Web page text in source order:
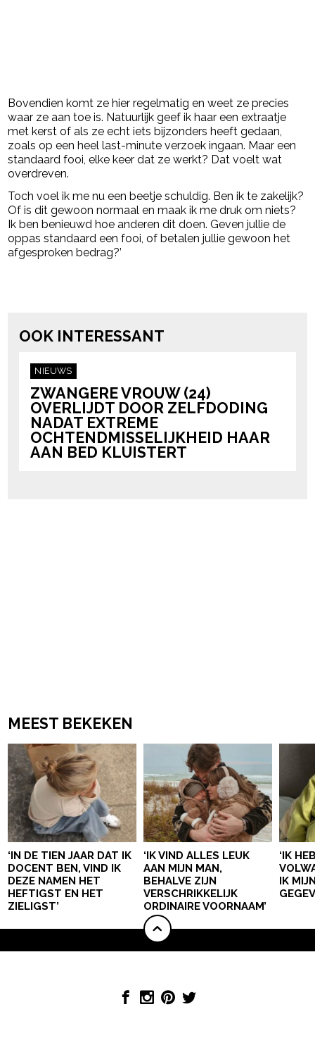
Bovendien komt ze hier regelmatig en weet ze precies
waar ze aan toe is. Natuurlijk geef ik haar een extraatje
met kerst of als ze echt iets bijzonders heeft gedaan,
zoals op een heel last-minute verzoek ingaan. Maar een
standaard fooi, elke keer dat ze werkt? Dat voelt wat
overdreven.
Toch voel ik me nu een beetje schuldig. Ben ik te zakelijk?
Of is dit gewoon normaal en maak ik me druk om niets?
Ik ben benieuwd hoe anderen dit doen. Geven jullie de
oppas standaard een fooi, of betalen jullie gewoon het
afgesproken bedrag?’
OOK INTERESSANT
NIEUWS
ZWANGERE VROUW (24)
OVERLIJDT DOOR ZELFDODING
NADAT EXTREME
OCHTENDMISSELIJKHEID HAAR
AAN BED KLUISTERT
MEEST BEKEKEN
‘IN DE TIEN JAAR DAT IK
DOCENT BEN, VIND IK
DEZE NAMEN HET
HEFTIGST EN HET
ZIELIGST’
‘IK VIND ALLES LEUK
AAN MIJN MAN,
BEHALVE ZIJN
VERSCHRIKKELIJK
ORDINAIRE VOORNAAM’
‘IK
IK